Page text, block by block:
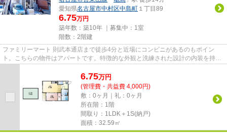
愛知県名古屋市中村区中島町 １丁目89
6.75万円
築年数：築10年 ｜募集中： 1室
階数：2階建
ファミリーマート 則武本通店まで徒歩4分と近場にコンビニがあるのもポイン
ト。こちらの物件はアパートです。特徴的な外観と洗練された設計の内装を持つ
6.75万円
(管理費・共益費 4,000円)
敷：0ヶ月｜礼：0ヶ月
所在階：1階
間取り：1LDK＋1S(納戸)
面積：32.59㎡